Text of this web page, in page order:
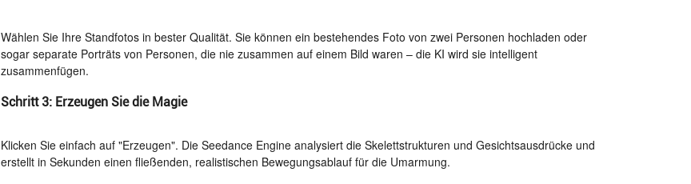
Wählen Sie Ihre Standfotos in bester Qualität. Sie können ein bestehendes Foto von zwei Personen hochladen oder
sogar separate Porträts von Personen, die nie zusammen auf einem Bild waren – die KI wird sie intelligent
zusammenfügen.
Schritt 3: Erzeugen Sie die Magie
Klicken Sie einfach auf "Erzeugen". Die Seedance Engine analysiert die Skelettstrukturen und Gesichtsausdrücke und
erstellt in Sekunden einen fließenden, realistischen Bewegungsablauf für die Umarmung.